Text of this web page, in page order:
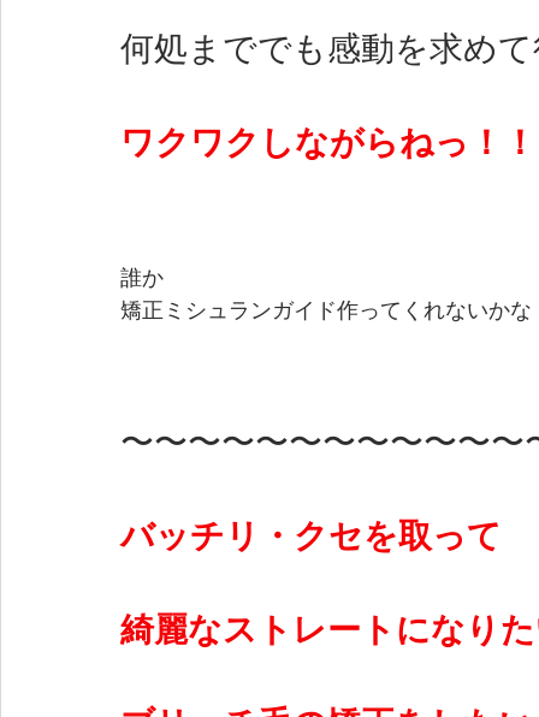
何処まででも感動を求め
ワクワクしながらねっ！！
誰か
矯正ミシュランガイド作ってくれないかな
〜〜〜〜〜〜〜〜〜〜〜
バッチリ・クセを取って
綺麗なストレートになり